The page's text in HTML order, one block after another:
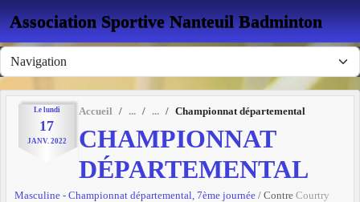
Association Sportive Nanteuil Badminton
Le lundi
17
JANV. 2022
Accueil Championnat départemental
CHAMPIONNAT
DÉPARTEMENTAL
Masculine - Championnat départemental, 7ème journée / Contre Courtry